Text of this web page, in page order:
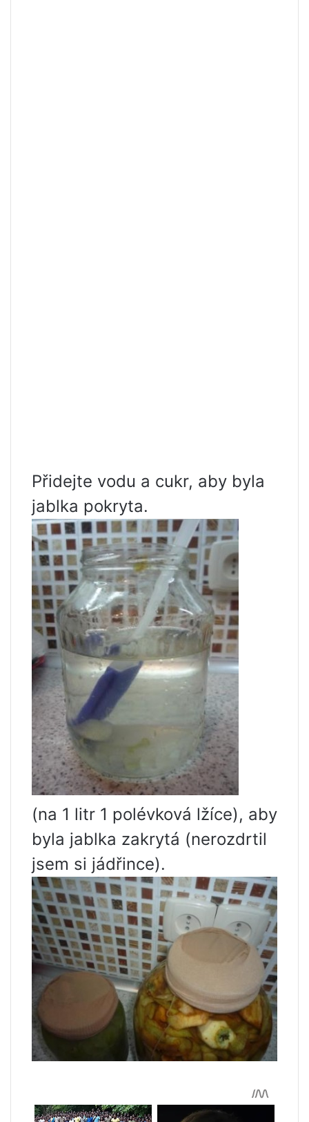
Přidejte vodu a cukr, aby byla
jablka pokryta.
(na 1 litr 1 polévková lžíce), aby
byla jablka zakrytá (nerozdrtil
jsem si jádřince).